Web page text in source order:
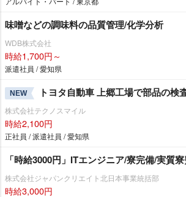
味噌などの調味料の品質管理/化学分析
WDB株式会社
時給1,700円～
派遣社員 / 愛知県
NEW トヨタ自動車 上郷工場で部品の検
株式会社テクノスマイル
時給2,100円
正社員 / 派遣社員 / 愛知県
「時給3000円」ITエンジニア/寮完備/実質
株式会社ジャパンクリエイト北日本事業統括部
時給3,000円